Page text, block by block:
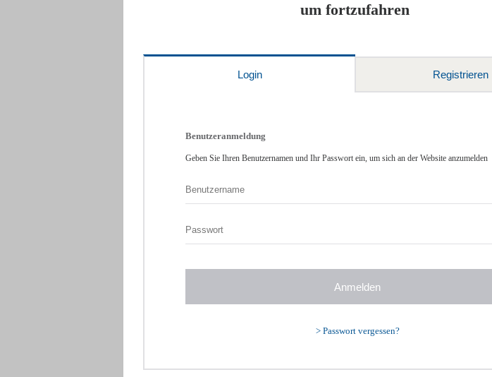
um fortzufahren
Login Registrieren
Benutzeranmeldung
Geben Sie Ihren Benutzernamen und Ihr Passwort ein, um sich an der Website anzumelden
> Passwort vergessen?